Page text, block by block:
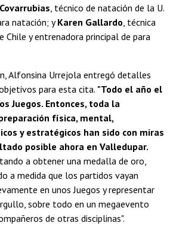
, técnico de natación de la U.
natación; yKaren Gallardo , técnica
Chile y entrenadora principal de para
Alfonsina Urrejola entregó detalles
para esta cita. "Todo el año el
Juegos. Entonces, toda la
física, mental,
y estratégicos han sido con miras
posible ahora en Valledupar.
a obtener una medalla de oro,
a medida que los partidos vayan
en unos Juegos y representar
sobre todo en un megaevento
de otras disciplinas".